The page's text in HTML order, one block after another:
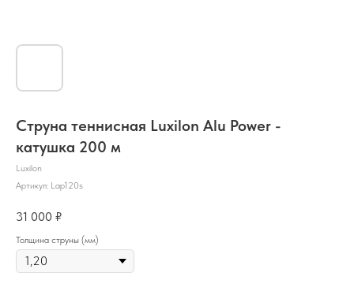
Струна теннисная Luxilon Alu Power -
катушка 200 м
Luxilon
Артикул: Lap120s
31 000 ₽
Толщина струны (мм)